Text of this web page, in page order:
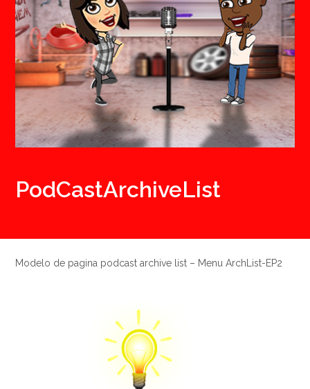
PodCastArchiveList
Modelo de pagina podcast archive list – Menu ArchList-EP2